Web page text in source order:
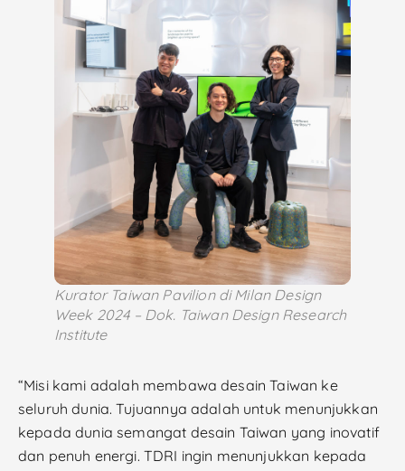
Kurator Taiwan Pavilion di Milan Design
Week 2024 – Dok. Taiwan Design Research
Institute
“Misi kami adalah membawa desain Taiwan ke
seluruh dunia. Tujuannya adalah untuk menunjukkan
kepada dunia semangat desain Taiwan yang inovatif
dan penuh energi. TDRI ingin menunjukkan kepada